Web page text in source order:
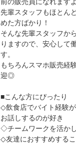
前の販売員になれますよ
先輩スタッフもほとん
めた方ばかり！
そんな先輩スタッフか
りますので、安心して
す。
もちろんスマホ販売経
迎◎
■こんな方にぴったり
◇飲食店でバイト経験
お話しするのが好き
◇チームワークを活か
◇友達におすすめする